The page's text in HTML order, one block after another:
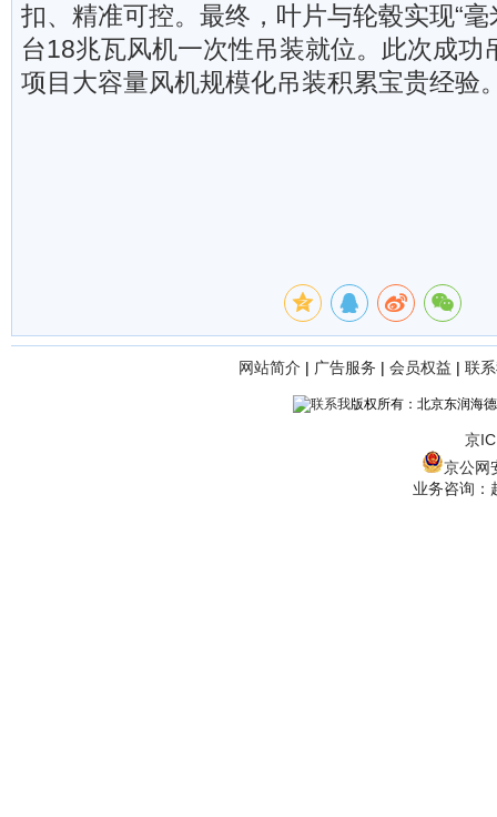
扣、精准可控。最终，叶片与轮毂实现“
台18兆瓦风机一次性吊装就位。此次成功
项目大容量风机规模化吊装积累宝贵经验
网站简介 | 广告服务 | 会员权益 | 联
版权所有：北京东润海
京
京公网
业务咨询：